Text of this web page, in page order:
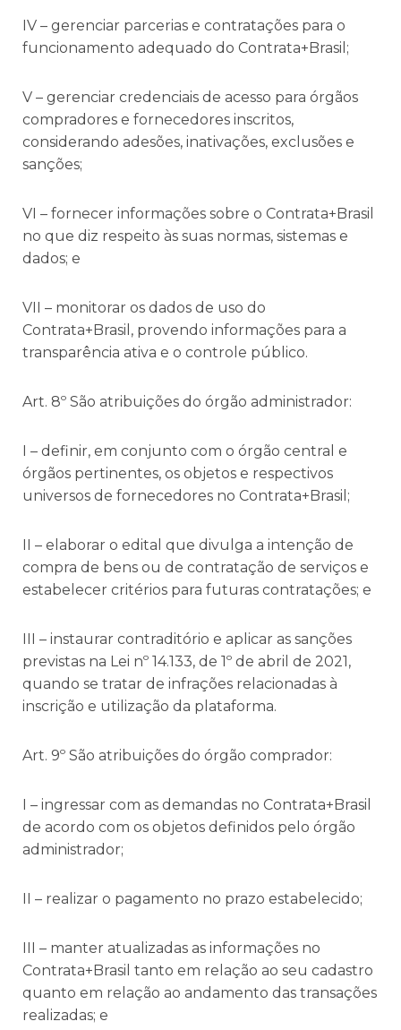
IV – gerenciar parcerias e contratações para o
funcionamento adequado do Contrata+Brasil;
V – gerenciar credenciais de acesso para órgãos
compradores e fornecedores inscritos,
considerando adesões, inativações, exclusões e
sanções;
VI – fornecer informações sobre o Contrata+Brasil
no que diz respeito às suas normas, sistemas e
dados; e
VII – monitorar os dados de uso do
Contrata+Brasil, provendo informações para a
transparência ativa e o controle público.
Art. 8º São atribuições do órgão administrador:
I – definir, em conjunto com o órgão central e
órgãos pertinentes, os objetos e respectivos
universos de fornecedores no Contrata+Brasil;
II – elaborar o edital que divulga a intenção de
compra de bens ou de contratação de serviços e
estabelecer critérios para futuras contratações; e
III – instaurar contraditório e aplicar as sanções
previstas na Lei nº 14.133, de 1º de abril de 2021,
quando se tratar de infrações relacionadas à
inscrição e utilização da plataforma.
Art. 9º São atribuições do órgão comprador:
I – ingressar com as demandas no Contrata+Brasil
de acordo com os objetos definidos pelo órgão
administrador;
II – realizar o pagamento no prazo estabelecido;
III – manter atualizadas as informações no
Contrata+Brasil tanto em relação ao seu cadastro
quanto em relação ao andamento das transações
realizadas; e